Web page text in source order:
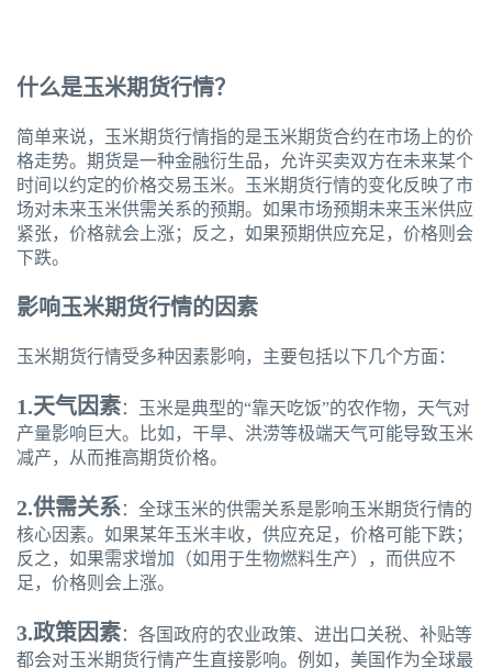
什么是玉米期货行情？
简单来说，玉米期货行情指的是玉米期货合约在市场上的价
格走势。期货是一种金融衍生品，允许买卖双方在未来某个
时间以约定的价格交易玉米。玉米期货行情的变化反映了市
场对未来玉米供需关系的预期。如果市场预期未来玉米供应
紧张，价格就会上涨；反之，如果预期供应充足，价格则会
下跌。
影响玉米期货行情的因素
玉米期货行情受多种因素影响，主要包括以下几个方面：
1.天气因素：玉米是典型的“靠天吃饭”的农作物，天气对
产量影响巨大。比如，干旱、洪涝等极端天气可能导致玉米
减产，从而推高期货价格。
2.供需关系：全球玉米的供需关系是影响玉米期货行情的
核心因素。如果某年玉米丰收，供应充足，价格可能下跌；
反之，如果需求增加（如用于生物燃料生产），而供应不
足，价格则会上涨。
3.政策因素：各国政府的农业政策、进出口关税、补贴等
都会对玉米期货行情产生直接影响。例如，美国作为全球最